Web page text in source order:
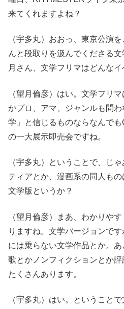
来てくれますよね？
（宇多丸）おおっ、東京公演
んと段取りを汲んでくださる
月さん、文学フリマはどんな
（望月倫彦）はい。文学フリ
かプロ、アマ、ジャンルも問
学」と信じるものならなんで
の一大展示即売会ですね。
（宇多丸）ということで、じ
ティアとか、漫画系の同人も
文学版というか？
（望月倫彦）まあ、わかりや
りますね。文学バージョンで
には乗らない文学作品とか。
歌とかノンフィクションとか
たくさんあります。
（宇多丸）はい。ということ